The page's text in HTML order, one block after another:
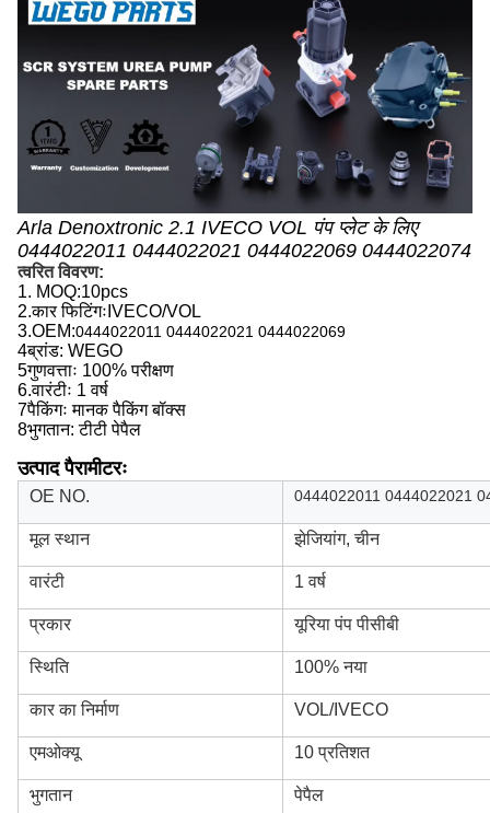
Arla Denoxtronic 2.1 IVECO VOL पंप प्लेट के लिए
0444022011 0444022021 0444022069 0444022074
त्वरित विवरण:
1. MOQ:10pcs
2.कार फिटिंगः IVECO/VOL
3.OEM:0444022011 0444022021 0444022069
4ब्रांड: WEGO
5गुणवत्ताः 100% परीक्षण
6.वारंटीः 1 वर्ष
7पैकिंगः मानक पैकिंग बॉक्स
8भुगतान: टीटी पेपैल
उत्पाद पैरामीटरः
OE NO. 0444022011 0444022021
मूल स्थान झेजियांग, चीन
वारंटी 1 वर्ष
प्रकार यूरिया पंप पीसीबी
स्थिति 100% नया
कार का निर्माण VOL/IVECO
एमओक्यू 10 प्रतिशत
भुगतान पेपैल